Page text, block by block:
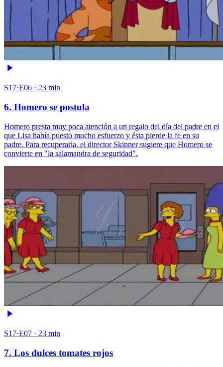
S17·E06 · 23 min
6. Homero se postula
Homero presta muy poca atención a un regalo del día del padre en el
que Lisa había puesto mucho esfuerzo y ésta pierde la fe en su
padre. Para recuperarla, el director Skinner sugiere que Homero se
convierte en "la salamandra de seguridad".
S17·E07 · 23 min
7. Los dulces tomates rojos